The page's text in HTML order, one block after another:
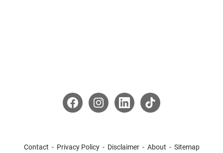
Contact Privacy Policy Disclaimer About Sitemap